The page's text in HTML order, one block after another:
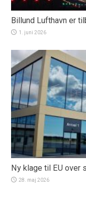
Billund Lufthavn er
1. juni 2026
Ny klage til EU over
28. maj 2026